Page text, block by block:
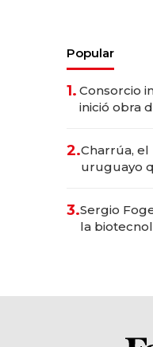
Popular
1. Consorcio
inició obra
millones
2.Charrúa,
uruguayo
3.Sergio
la